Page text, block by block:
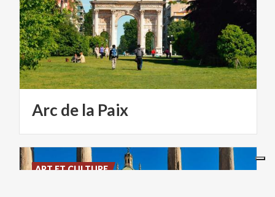
Arc de la Paix
ART ET CULTURE